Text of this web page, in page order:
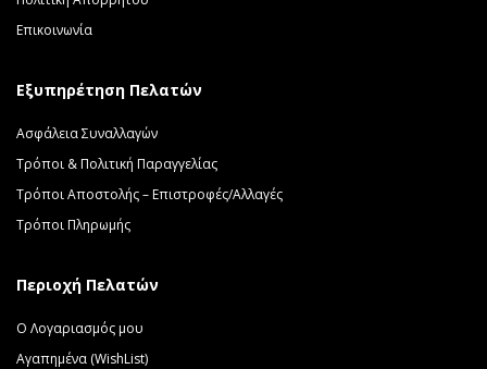
Επικοινωνία
Εξυπηρέτηση Πελατών
Ασφάλεια Συναλλαγών
Τρόποι & Πολιτική Παραγγελίας
Τρόποι Αποστολής – Επιστροφές/Αλλαγές
Τρόποι Πληρωμής
Περιοχή Πελατών
Ο Λογαριασμός μου
Αγαπημένα (WishList)